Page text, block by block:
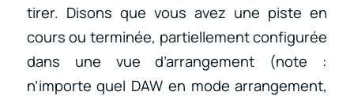
tirer. Disons que vous avez une piste en
cours ou terminée, partiellement configurée
dans une vue d’arrangement (note :
n’importe quel DAW en mode arrangement,